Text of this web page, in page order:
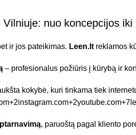
nuo koncepcijos iki
ir jos pateikimas. Leen.lt reklamos
– profesionalus požiūris į kūrybą ir
kokybė, kuri tinkama tiek
+2instagram.com+2youtube.com+7
, paruoštą pagal kliento